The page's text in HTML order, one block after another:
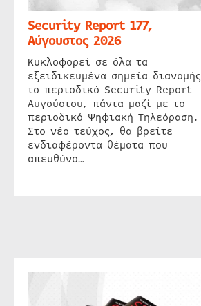
Security Report 177,
Αύγουστος 2026
Κυκλοφορεί σε όλα τα
εξειδικευμένα σημεία διανομής
το περιοδικό Security Report
Αυγούστου, πάντα μαζί με το
περιοδικό Ψηφιακή Τηλεόραση.
Στο νέο τεύχος, θα βρείτε
ενδιαφέροντα θέματα που
απευθύνο…